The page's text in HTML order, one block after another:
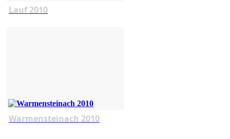
Lauf 2010
Warmensteinach 2010